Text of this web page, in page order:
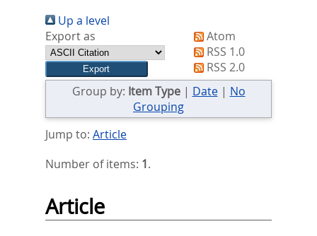
sind
hier:
Up a level
Export as
Atom
RSS 1.0
RSS 2.0
Group by: Item Type| Date| No
Grouping
Jump to: Article
Number of items: 1.
Article